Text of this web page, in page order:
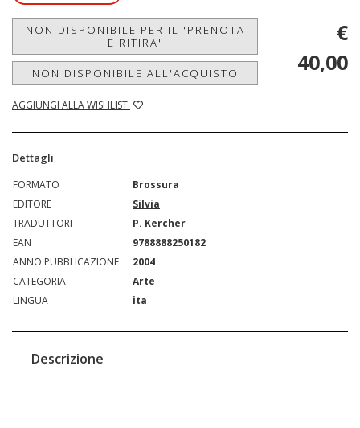
NON DISPONIBILE PER IL 'PRENOTA
E RITIRA'
NON DISPONIBILE ALL'ACQUISTO
AGGIUNGI ALLA WISHLIST
€
40,00
Dettagli
FORMATO
Brossura
EDITORE
Silvia
TRADUTTORI
P. Kercher
EAN
9788888250182
ANNO PUBBLICAZIONE
2004
CATEGORIA
Arte
LINGUA
ita
Descrizione